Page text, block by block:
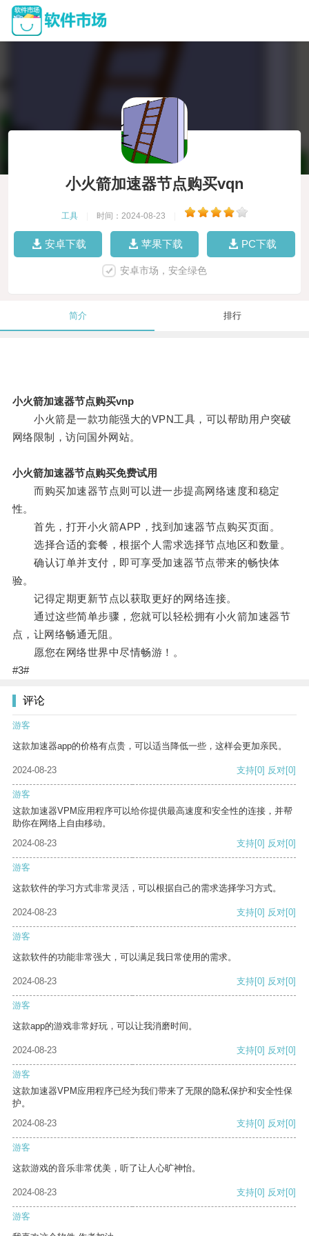
小火箭加速器节点购买vqn
工具 时间：2024-08-23
安卓下载 苹果下载 PC下载
安卓市场，安全绿色
简介 排行
小火箭加速器节点购买vnp
小火箭是一款功能强大的VPN工具，可以帮助用户突破
网络限制，访问国外网站。
小火箭加速器节点购买免费试用
而购买加速器节点则可以进一步提高网络速度和稳定
性。
首先，打开小火箭APP，找到加速器节点购买页面。
选择合适的套餐，根据个人需求选择节点地区和数量。
确认订单并支付，即可享受加速器节点带来的畅快体
验。
记得定期更新节点以获取更好的网络连接。
通过这些简单步骤，您就可以轻松拥有小火箭加速器节
点，让网络畅通无阻。
愿您在网络世界中尽情畅游！。
#3#
评论
游客
这款加速器app的价格有点贵，可以适当降低一些，这样会更加亲民。
2024-08-23 支持[0] 反对[0]
游客
这款加速器VPM应用程序可以给你提供最高速度和安全性的连接，并帮
助你在网络上自由移动。
2024-08-23
支持[0] 反对[0]
游客
这款软件的学习方式非常灵活，可以根据自己的需求选择学习方式。
2024-08-23 支持[0] 反对[0]
游客
这款软件的功能非常强大，可以满足我日常使用的需求。
2024-08-23 支持[0] 反对[0]
游客
这款app的游戏非常好玩，可以让我消磨时间。
2024-08-23 支持[0] 反对[0]
游客
这款加速器VPM应用程序已经为我们带来了无限的隐私保护和安全性保
护。
2024-08-23
支持[0] 反对[0]
游客
这款游戏的音乐非常优美，听了让人心旷神怡。
2024-08-23 支持[0] 反对[0]
游客